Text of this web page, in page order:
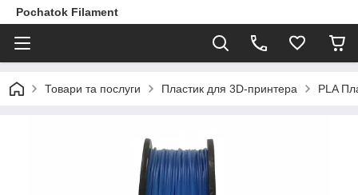
Pochatok Filament
Товари та послуги Пластик для 3D-принтера PLA